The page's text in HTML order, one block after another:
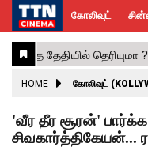
கோலிவுட்
சின்னத்திரை
பாலிவுட்
ஹாலிவுட்
அக்கம்
பக்கம்
ஸ்பெஷல்
ஸ்டோரீஸ்
விமர்சனம்
GALLERY
ACTRESS
ACTORS
MOVIESTILLS
VIDEOS
What’s
Hot
Trending
News
கோலிவுட்
HOME கோலிவுட்
'வீர தீர சூரன்' பார்க்க
சிவகார்த்திகேயன்...